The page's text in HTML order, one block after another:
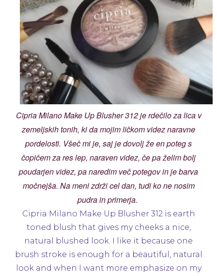
Cipria Milano Make Up Blusher 312 je rdečilo za lica v
zemeljskih tonih, ki da mojim ličkom videz naravne
pordelosti. Všeč mi je, saj je dovolj že en poteg s
čopičem za res lep, naraven videz, če pa želim bolj
poudarjen videz, pa naredim več potegov in je barva
močnejša. Na meni zdrži cel dan, tudi ko ne nosim
pudra in primerja.
Cipria Milano Make Up Blusher 312 is earth
toned blush that gives my cheeks a nice,
natural blushed look. I like it because one
brush stroke is enough for a beautiful, natural
look and when I want more emphasize on my